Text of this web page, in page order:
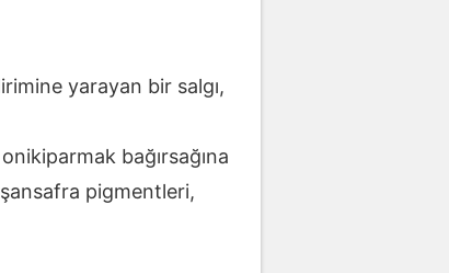
yarayan bir salgı,
bağırsağına
pigmentleri,